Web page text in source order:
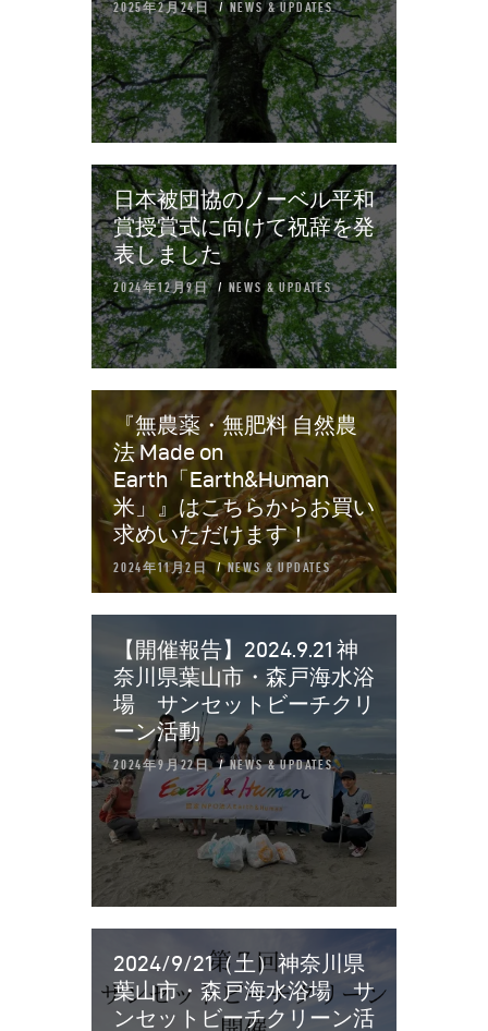
2025年2月24日 NEWS & UPDATES
日本被団協のノーベル平和
賞授賞式に向けて祝辞を発
表しました
2024年12月9日 NEWS & UPDATES
『無農薬・無肥料 自然農
法 Made on
Earth「Earth&Human
米」』はこちらからお買い
求めいただけます！
2024年11月2日 NEWS & UPDATES
【開催報告】2024.9.21 神
奈川県葉山市・森戸海水浴
場 サンセットビーチクリ
ーン活動
2024年9月22日 NEWS & UPDATES
2024/9/21（土）神奈川県
葉山市・森戸海水浴場 サ
ンセットビーチクリーン活